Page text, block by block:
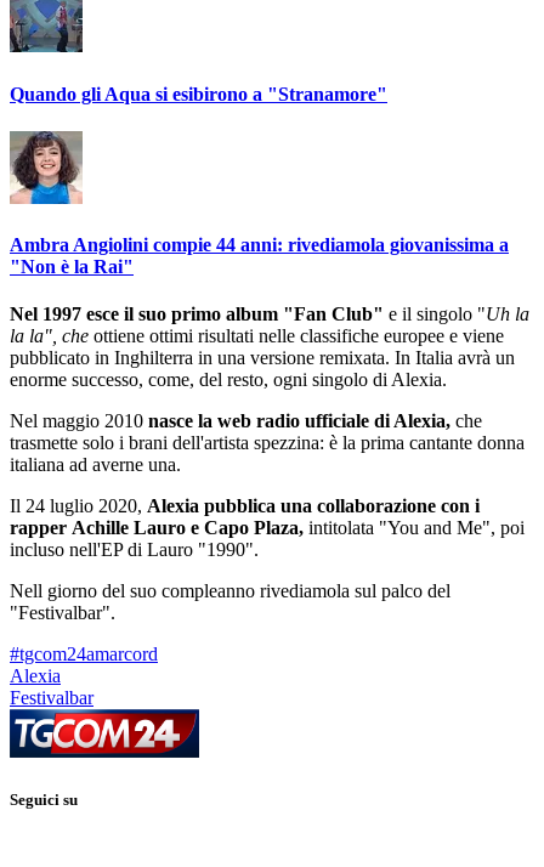
Quando gli Aqua si esibirono a "Stranamore"
Ambra Angiolini compie 44 anni: rivediamola giovanissima a
"Non è la Rai"
Nel 1997 esce il suo primo album "Fan Club" e il singolo "Uh la
la la", che ottiene ottimi risultati nelle classifiche europee e viene
pubblicato in Inghilterra in una versione remixata. In Italia avrà un
enorme successo, come, del resto, ogni singolo di Alexia.
Nel maggio 2010 nasce la web radio ufficiale di Alexia, che
trasmette solo i brani dell'artista spezzina: è la prima cantante donna
italiana ad averne una.
Il 24 luglio 2020, Alexia pubblica una collaborazione con i
rapper Achille Lauro e Capo Plaza, intitolata "You and Me", poi
incluso nell'EP di Lauro "1990".
Nell giorno del suo compleanno rivediamola sul palco del
"Festivalbar".
#tgcom24amarcord
Alexia
Festivalbar
Seguici su